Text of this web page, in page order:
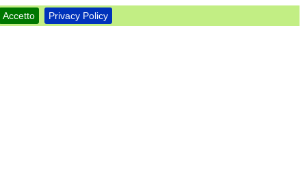
Accetto Privacy Policy